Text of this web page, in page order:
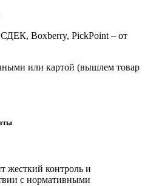
Boxberry, PickPoint – от
или картой (вышлем товар
жесткий контроль и
с нормативными